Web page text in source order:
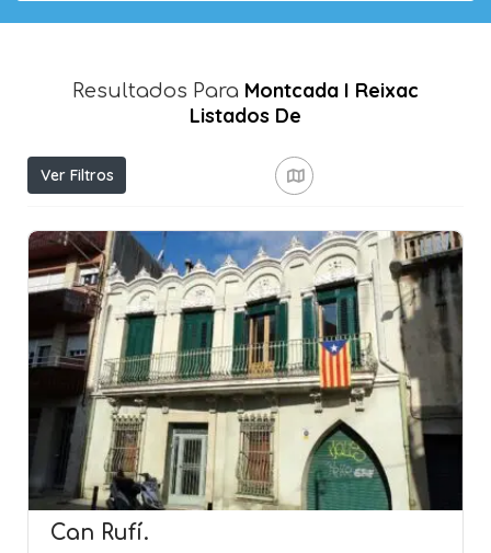
Resultados Para Montcada I Reixac
Listados De
Ver Filtros
Can Rufí.